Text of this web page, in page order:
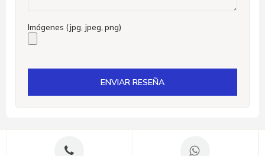
Imágenes (jpg, jpeg, png)
ENVIAR RESEÑA